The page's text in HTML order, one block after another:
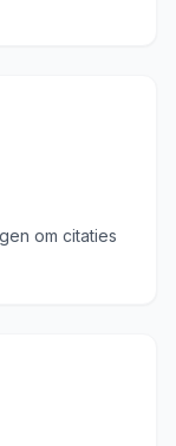
om citaties